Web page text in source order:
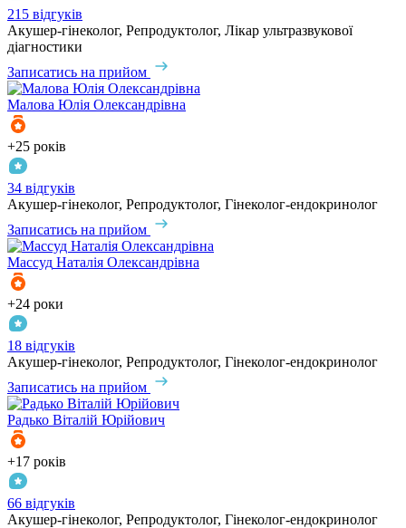
215 відгуків
Акушер-гінеколог, Репродуктолог, Лікар ультразвукової
діагностики
Записатись на прийом
Малова Юлія Олександрівна
+25 років
34 відгуків
Акушер-гінеколог, Репродуктолог, Гінеколог-ендокринолог
Записатись на прийом
Массуд Наталія Олександрівна
+24 роки
18 відгуків
Акушер-гінеколог, Репродуктолог, Гінеколог-ендокринолог
Записатись на прийом
Радько Віталій Юрійович
+17 років
66 відгуків
Акушер-гінеколог, Репродуктолог, Гінеколог-ендокринолог